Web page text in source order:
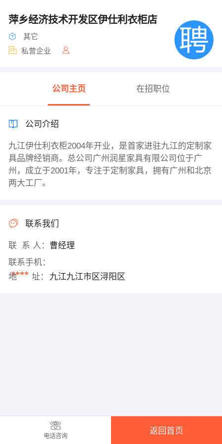
萍乡经济技术开发区伊仕利衣柜店
其它
私营企业
公司主页 在招职位
公司介绍
九江伊仕利衣柜2004年开业，是首家进驻九江的定制家
具品牌经销商。总公司广州润星家具有限公司位于广
州，成立于2001年，专注于定制家具，拥有广州和北京
两大工厂。
联系我们
联 系 人： 曹经理
联系手机：
****
地 址： 九江九江市区浔阳区
电话咨询
返回首页